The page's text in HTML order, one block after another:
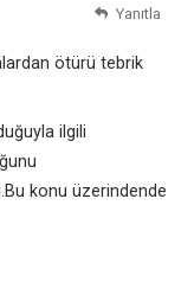
ötürü tebrik
ilgili
konu üzerindende
Yanıtla